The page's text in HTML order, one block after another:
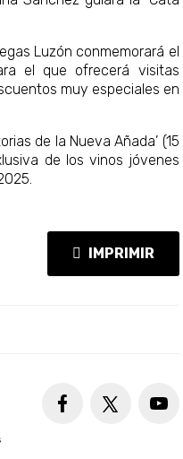
Luzón conmemorará el
el que ofrecerá visitas
muy especiales en
de la Nueva Añada’ (15
de los vinos jóvenes
IMPRIMIR